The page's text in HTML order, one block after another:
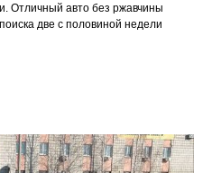
Отличный авто без ржавчины
две с половиной недели